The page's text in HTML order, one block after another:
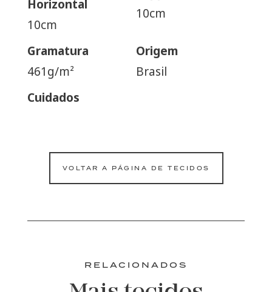
Horizontal
10cm
10cm
Gramatura
461g/m²
Origem
Brasil
Cuidados
VOLTAR A PÁGINA DE TECIDOS
RELACIONADOS